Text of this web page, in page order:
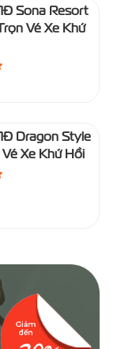
Sona Resort
Vé Xe Khứ
Dragon Style
Xe Khứ Hồi